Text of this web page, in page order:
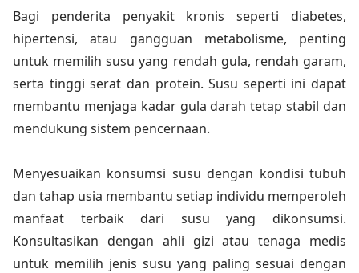
Bagi penderita penyakit kronis seperti diabetes,
hipertensi, atau gangguan metabolisme, penting
untuk memilih susu yang rendah gula, rendah garam,
serta tinggi serat dan protein. Susu seperti ini dapat
membantu menjaga kadar gula darah tetap stabil dan
mendukung sistem pencernaan.
Menyesuaikan konsumsi susu dengan kondisi tubuh
dan tahap usia membantu setiap individu memperoleh
manfaat terbaik dari susu yang dikonsumsi.
Konsultasikan dengan ahli gizi atau tenaga medis
untuk memilih jenis susu yang paling sesuai dengan